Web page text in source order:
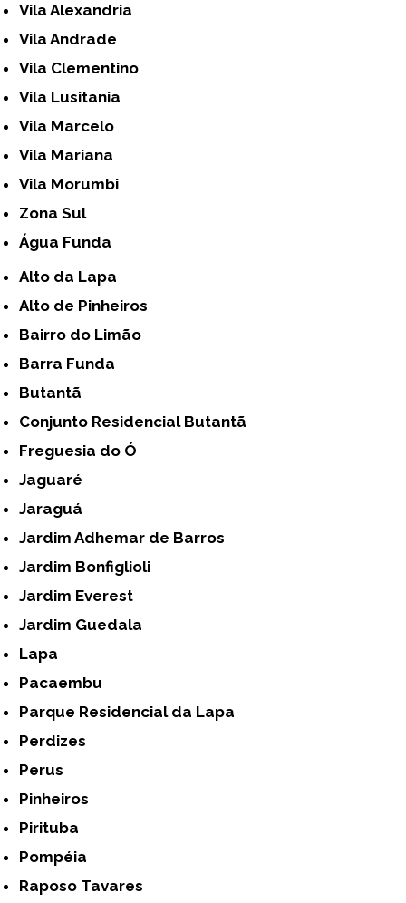
Vila Alexandria
Vila Andrade
Vila Clementino
Vila Lusitania
Vila Marcelo
Vila Mariana
Vila Morumbi
Zona Sul
Água Funda
Alto da Lapa
Alto de Pinheiros
Bairro do Limão
Barra Funda
Butantã
Conjunto Residencial Butantã
Freguesia do Ó
Jaguaré
Jaraguá
Jardim Adhemar de Barros
Jardim Bonfiglioli
Jardim Everest
Jardim Guedala
Lapa
Pacaembu
Parque Residencial da Lapa
Perdizes
Perus
Pinheiros
Pirituba
Pompéia
Raposo Tavares